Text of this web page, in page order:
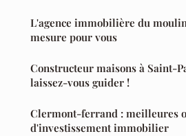
L'agence immobilière du
mesure pour vous
Constructeur maisons à Saint-
laissez-vous guider !
Clermont-ferrand : meilleures
d'investissement immobilier